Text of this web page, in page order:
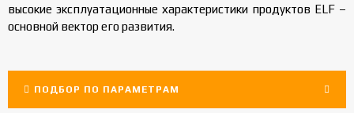
высокие эксплуатационные характеристики продуктов ELF –
основной вектор его развития.
ПОДБОР ПО ПАРАМЕТРАМ